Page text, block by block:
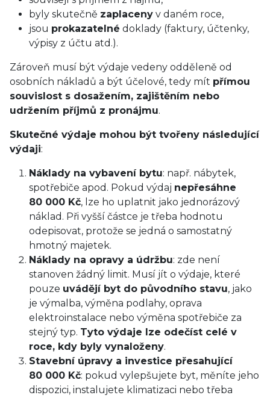
byly skutečně zaplaceny v daném roce,
jsou prokazatelné doklady (faktury, účtenky,
výpisy z účtu atd.).
Zároveň musí být výdaje vedeny odděleně od
osobních nákladů a být účelové, tedy mít přímou
souvislost s dosažením, zajištěním nebo
udržením příjmů z pronájmu.
Skutečné výdaje mohou být tvořeny následující
výdaji:
Náklady na vybavení bytu: např. nábytek,
spotřebiče apod. Pokud výdaj nepřesáhne
80 000 Kč, lze ho uplatnit jako jednorázový
náklad. Při vyšší částce je třeba hodnotu
odepisovat, protože se jedná o samostatný
hmotný majetek.
Náklady na opravy a údržbu: zde není
stanoven žádný limit. Musí jít o výdaje, které
pouze uvádějí byt do původního stavu, jako
je výmalba, výměna podlahy, oprava
elektroinstalace nebo výměna spotřebiče za
stejný typ. Tyto výdaje lze odečíst celé v
roce, kdy byly vynaloženy.
Stavební úpravy a investice přesahující
80 000 Kč: pokud vylepšujete byt, měníte jeho
dispozici, instalujete klimatizaci nebo třeba